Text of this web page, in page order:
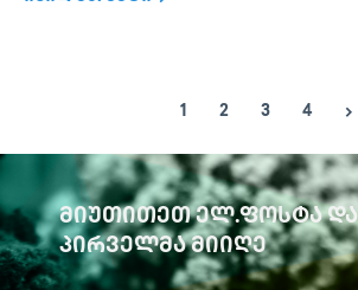
1 2 3 4
ᲛᲘᲣᲗᲘᲗᲔᲗ ᲔᲚ.ᲤᲝᲡᲢᲐ ᲓᲐ
ᲞᲘᲠᲕᲔᲚᲛᲐ ᲛᲘᲘᲦᲔ